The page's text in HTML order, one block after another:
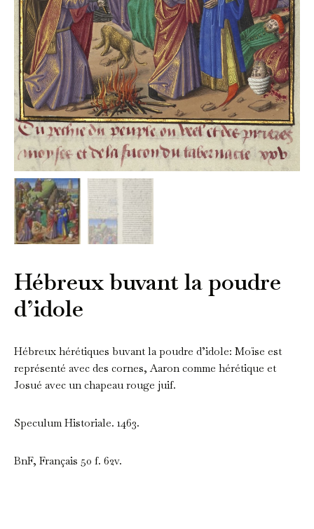
Hébreux buvant la poudre
d’idole
Hébreux hérétiques buvant la poudre d’idole: Moïse est
représenté avec des cornes, Aaron comme hérétique et
Josué avec un chapeau rouge juif.
Speculum Historiale. 1463.
BnF, Français 50 f. 62v.